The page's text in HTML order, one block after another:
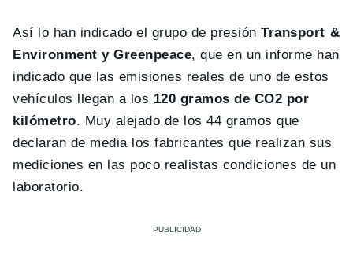
Así lo han indicado el grupo de presiónTransport &
Environment y Greenpeace, que en un informe han
indicado que las emisiones reales de uno de estos
vehículos llegan a los 120 gramos de CO2 por
kilómetro. Muy alejado de los 44 gramos que
declaran de media los fabricantes que realizan sus
mediciones en las poco realistas condiciones de un
laboratorio.